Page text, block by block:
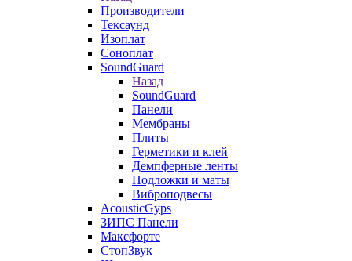
Производители
Тексаунд
Изоплат
Соноплат
SoundGuard
Назад
SoundGuard
Панели
Мембраны
Плиты
Герметики и клей
Демпферные ленты
Подложки и маты
Виброподвесы
AcousticGyps
ЗИПС Панели
Максфорте
СтопЗвук